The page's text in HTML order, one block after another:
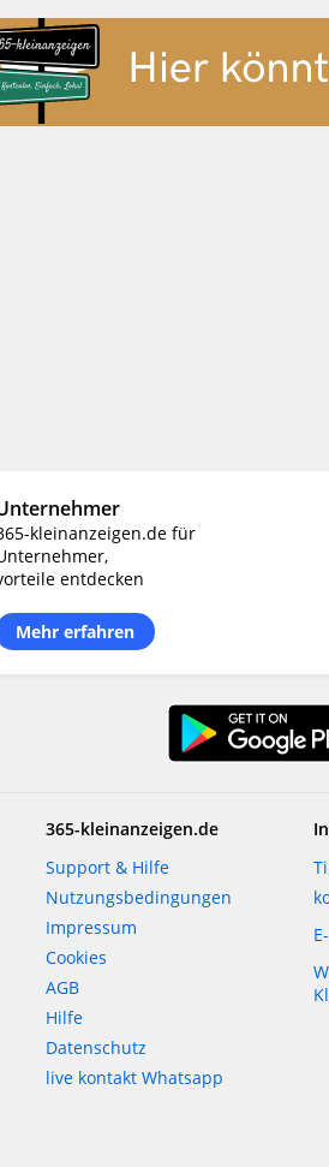
kleinanzeigen.de für
entdecken
Mehr erfahren
365-kleinanzeigen.de
Support & Hilfe
Nutzungsbedingungen
Impressum
Cookies
AGB
Hilfe
Datenschutz
live kontakt Whatsapp